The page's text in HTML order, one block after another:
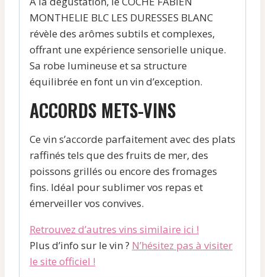
MONTHELIE BLC LES DURESSES BLANC
révèle des arômes subtils et complexes,
offrant une expérience sensorielle unique.
Sa robe lumineuse et sa structure
équilibrée en font un vin d’exception.
ACCORDS METS-VINS
Ce vin s’accorde parfaitement avec des plats
raffinés tels que des fruits de mer, des
poissons grillés ou encore des fromages
fins. Idéal pour sublimer vos repas et
émerveiller vos convives.
Retrouvez d’autres vins similaire ici !
Plus d’info sur le vin ? N’hésitez pas à visiter
le site officiel !